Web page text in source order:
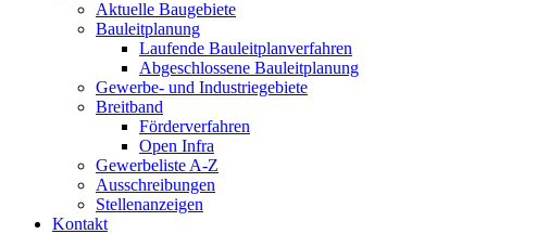
Aktuelle Baugebiete
Bauleitplanung
Laufende Bauleitplanverfahren
Abgeschlossene Bauleitplanung
Gewerbe- und Industriegebiete
Breitband
Förderverfahren
Open Infra
Gewerbeliste A-Z
Ausschreibungen
Stellenanzeigen
Kontakt